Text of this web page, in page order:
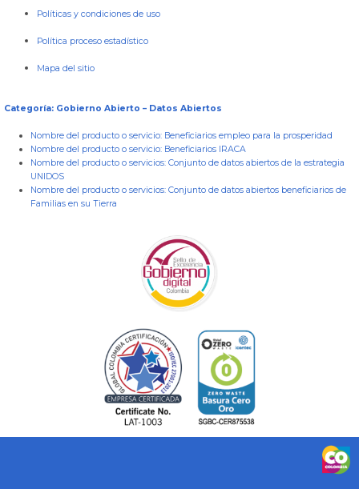
Políticas y condiciones de uso
Política proceso estadístico
Mapa del sitio
Categoría: Gobierno Abierto – Datos Abiertos
Nombre del producto o servicio: Beneficiarios empleo para la prosperidad
Nombre del producto o servicio: Beneficiarios IRACA
Nombre del producto o servicios: Conjunto de datos abiertos de la estrategia
UNIDOS
Nombre del producto o servicios: Conjunto de datos abiertos beneficiarios de
Familias en su Tierra